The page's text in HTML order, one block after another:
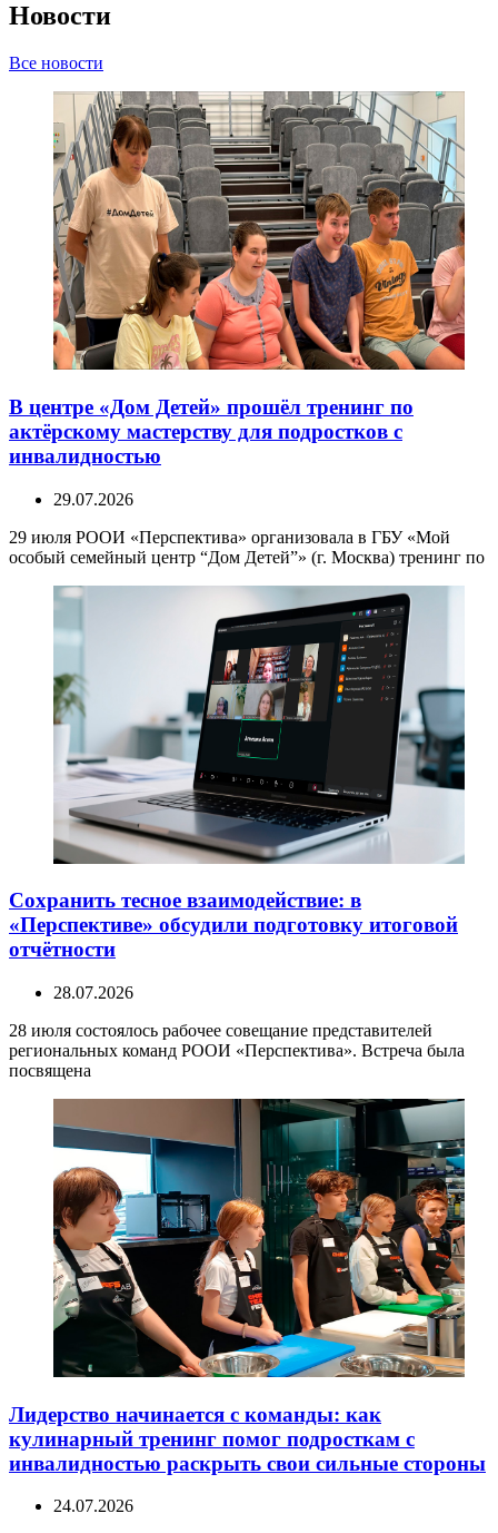
Новости
Все новости
В центре «Дом Детей» прошёл тренинг по
актёрскому мастерству для подростков с
инвалидностью
29.07.2026
29 июля РООИ «Перспектива» организовала в ГБУ «Мой
особый семейный центр “Дом Детей”» (г. Москва) тренинг по
Сохранить тесное взаимодействие: в
«Перспективе» обсудили подготовку итоговой
отчётности
28.07.2026
28 июля состоялось рабочее совещание представителей
региональных команд РООИ «Перспектива». Встреча была
посвящена
Лидерство начинается с команды: как
кулинарный тренинг помог подросткам с
инвалидностью раскрыть свои сильные стороны
24.07.2026